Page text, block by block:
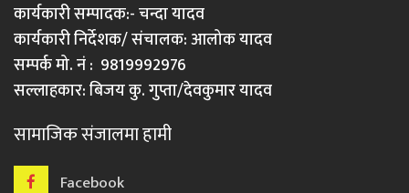
कार्यकारी सम्पादक:- चन्दा यादव
कार्यकारी निर्देशक/ संचालक: आलोक यादव
सम्पर्क मो. नं : 9819992976
सल्लाहकार: बिजय कु. गुप्ता/देवकुमार यादव
सामाजिक संजालमा हामी
Facebook